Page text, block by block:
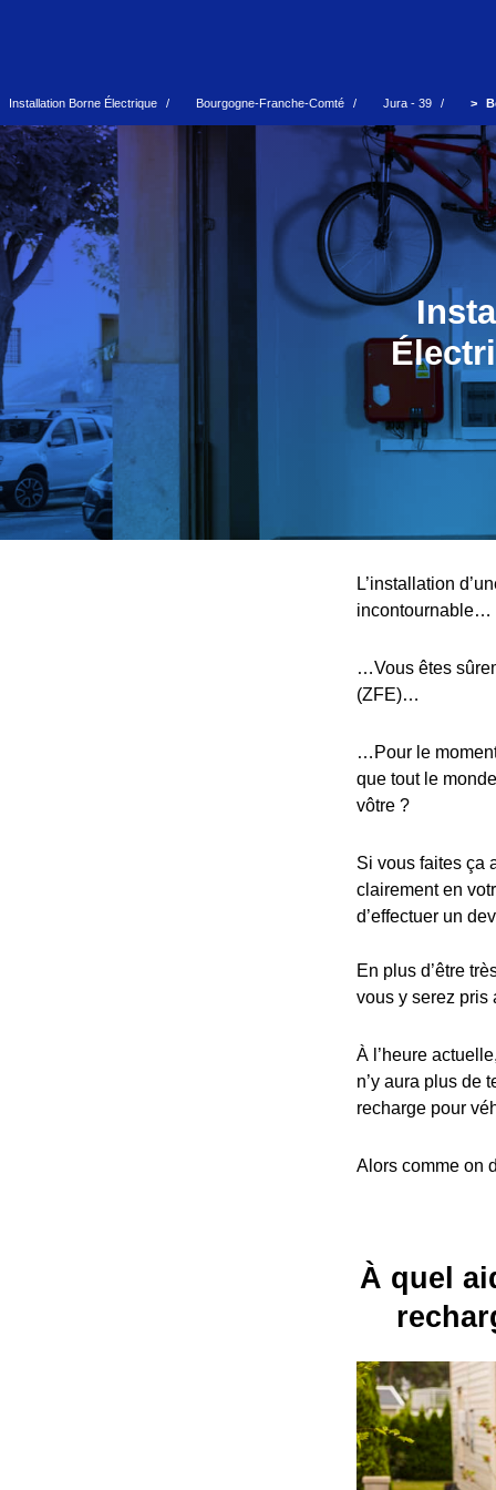
Installation Borne Électrique Bourgogne-Franche-Comté Jura - 39
L’installation
incontournable…
…Vous êtes
(ZFE)…
…Pour le
que tout le
vôtre ?
Si vous faites ça
clairement en
d’effectuer un
En plus d’être
vous y serez pris
À l’heure
n’y aura plus de
recharge pour
Alors comme on
À quel